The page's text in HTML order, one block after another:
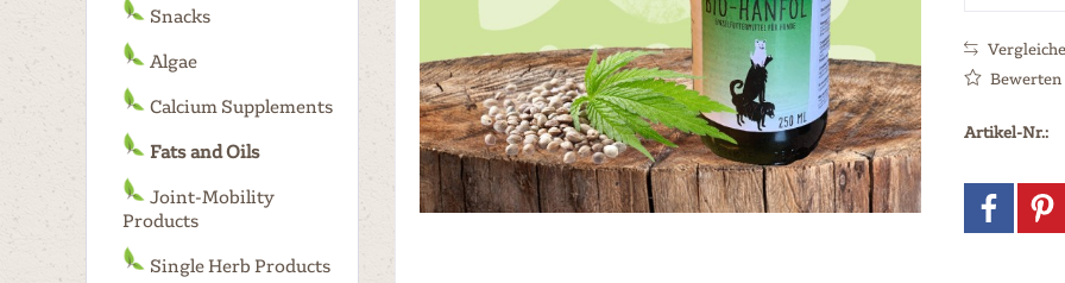
Snacks
Algae
Calcium Supplements
Fats and Oils
Joint-Mobility
Products
Single Herb Products
Bewerten
Artikel-Nr.: